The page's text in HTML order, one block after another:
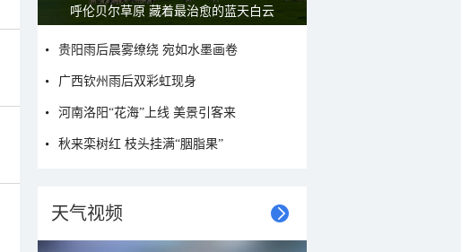
呼伦贝尔草原 藏着最治愈的蓝天白云
贵阳雨后晨雾缭绕 宛如水墨画卷
广西钦州雨后双彩虹现身
河南洛阳“花海”上线 美景引客来
秋来栾树红 枝头挂满“胭脂果”
天气视频